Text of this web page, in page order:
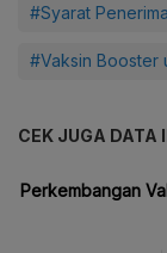
#Syarat
#Vaksin Booster
CEK JUGA DATA